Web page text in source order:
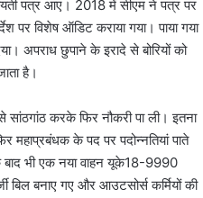
पत्र आए। 2018 में सीएम ने पत्र पर
पर विशेष ऑडिट कराया गया। पाया गया
अपराध छुपाने के इरादे से बोरियों को
है।
सांठगांठ करके फिर नौकरी पा ली। इतना
महाप्रबंधक के पद पर पदोन्नतियां पाते
बाद भी एक नया वाहन यूके18-9990
बनाए गए और आउटसोर्स कर्मियों की